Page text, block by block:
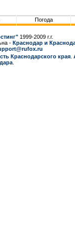
Погода
1999-2009 г.г.
- Краснодар и
Краснодарcкого края